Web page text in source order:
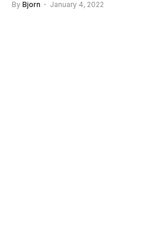
By Bjorn January 4, 2022